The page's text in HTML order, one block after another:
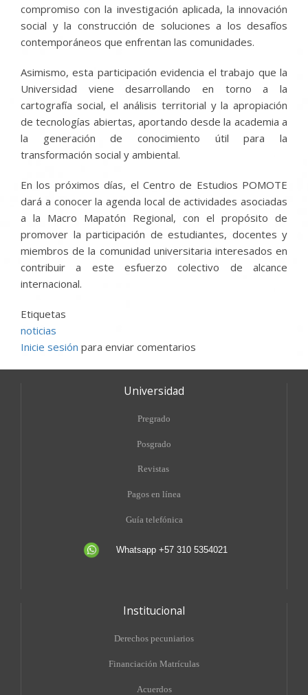
compromiso con la investigación aplicada, la innovación
social y la construcción de soluciones a los desafíos
contemporáneos que enfrentan las comunidades.
Asimismo, esta participación evidencia el trabajo que la
Universidad viene desarrollando en torno a la
cartografía social, el análisis territorial y la apropiación
de tecnologías abiertas, aportando desde la academia a
la generación de conocimiento útil para la
transformación social y ambiental.
En los próximos días, el Centro de Estudios POMOTE
dará a conocer la agenda local de actividades asociadas
a la Macro Mapatón Regional, con el propósito de
promover la participación de estudiantes, docentes y
miembros de la comunidad universitaria interesados en
contribuir a este esfuerzo colectivo de alcance
internacional.
Etiquetas
noticias
Inicie sesión para enviar comentarios
Universidad
Pregrado
Posgrado
Revistas
Pagos en línea
Guía telefónica
Whatsapp +57 310 5354021
Institucional
Derechos pecuniarios
Financiación Matrículas
Acuerdos